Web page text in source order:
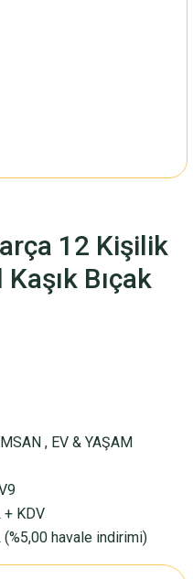
12 Kişilik
Bıçak
, EV & YAŞAM
+ KDV
(%5,00 havale indirimi)